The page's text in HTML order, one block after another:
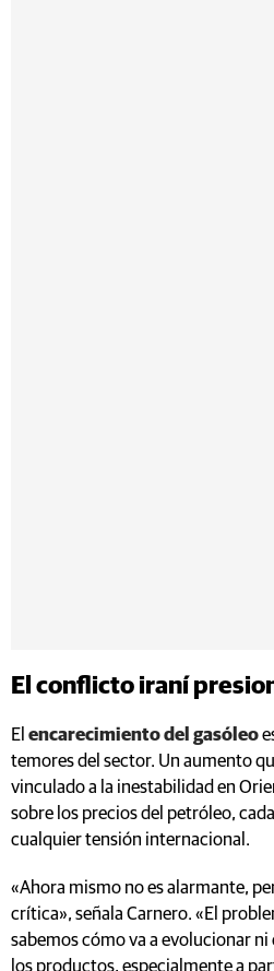
El conflicto iraní
El encarecimiento del gasóleo
temores del sector. Un aumento
vinculado a la inestabilidad en
sobre los precios del petróleo,
cualquier tensión internacional.
«Ahora mismo no es alarmante,
crítica», señala Carnero. «El
sabemos cómo va a evolucionar
los productos, especialmente a